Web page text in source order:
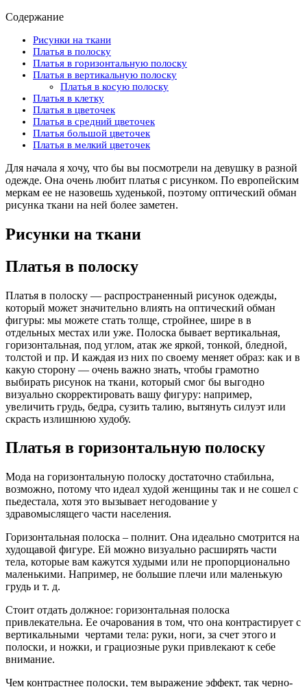
Содержание
Рисунки на ткани
Платья в полоску
Платья в горизонтальную полоску
Платья в вертикальную полоску
Платья в косую полоску
Платья в клетку
Платья в цветочек
Платья в средний цветочек
Платья большой цветочек
Платья в мелкий цветочек
Для начала я хочу, что бы вы посмотрели на девушку в разной
одежде. Она очень любит платья с рисунком. По европейским
меркам ее не назовешь худенькой, поэтому оптический обман
рисунка ткани на ней более заметен.
Рисунки на ткани
Платья в полоску
Платья в полоску — распространенный рисунок одежды,
который может значительно влиять на оптический обман
фигуры: мы можете стать толще, стройнее, шире в в
отдельных местах или уже. Полоска бывает вертикальная,
горизонтальная, под углом, атак же яркой, тонкой, бледной,
толстой и пр. И каждая из них по своему меняет образ: как и в
какую сторону — очень важно знать, чтобы грамотно
выбирать рисунок на ткани, который смог бы выгодно
визуально скорректировать вашу фигуру: например,
увеличить грудь, бедра, сузить талию, вытянуть силуэт или
скрасть излишнюю худобу.
Платья в горизонтальную полоску
Мода на горизонтальную полоску достаточно стабильна,
возможно, потому что идеал худой женщины так и не сошел с
пьедестала, хотя это вызывает негодование у
здравомыслящего части населения.
Горизонтальная полоска – полнит. Она идеально смотрится на
худощавой фигуре. Ей можно визуально расширять части
тела, которые вам кажутся худыми или не пропорционально
маленькими. Например, не большие плечи или маленькую
грудь и т. д.
Стоит отдать должное: горизонтальная полоска
привлекательна. Ее очарования в том, что она контрастирует с
вертикальными чертами тела: руки, ноги, за счет этого и
полоски, и ножки, и грациозные руки привлекают к себе
внимание.
Чем контрастнее полоски, тем выражение эффект, так черно-